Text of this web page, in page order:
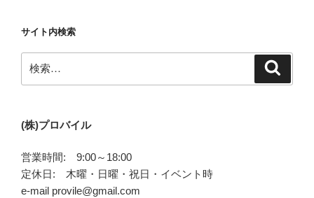
サイト内検索
索:
(株)プロバイル
営業時間: 9:00～18:00
定休日: 木曜・日曜・祝日・イベント時
e-mail provile@gmail.com